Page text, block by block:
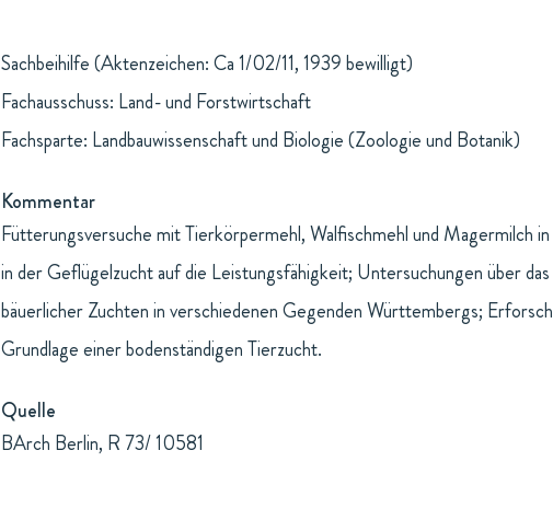
Sachbeihilfe (Aktenzeichen: Ca 1/02/11, 1939 bewilligt)
Fachausschuss: Land- und Forstwirtschaft
Fachsparte: Landbauwissenschaft und Biologie (Zoologie und Botanik)
Kommentar
Fütterungsversuche mit Tierkörpermehl, Walfischmehl und Magermilch
in der Geflügelzucht auf die Leistungsfähigkeit; Untersuchungen über
bäuerlicher Zuchten in verschiedenen Gegenden Württembergs;
Grundlage einer bodenständigen Tierzucht.
Quelle
BArch Berlin, R 73/ 10581